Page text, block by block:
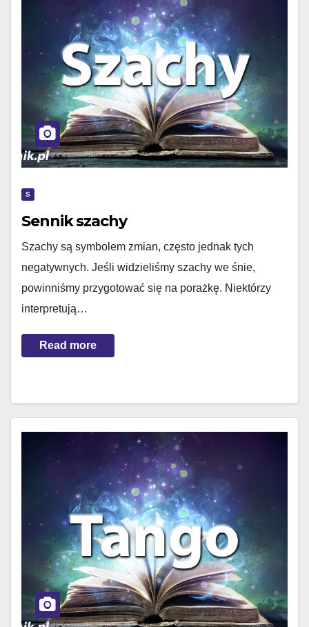
S
Sennik szachy
Szachy są symbolem zmian, często jednak tych
negatywnych. Jeśli widzieliśmy szachy we śnie,
powinniśmy przygotować się na porażkę. Niektórzy
interpretują…
Read more